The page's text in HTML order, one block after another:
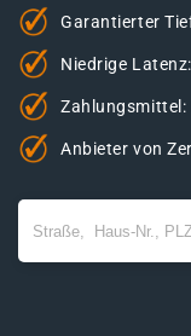
Garantierter
Niedrige
Zahlungsmittel:
Anbieter von